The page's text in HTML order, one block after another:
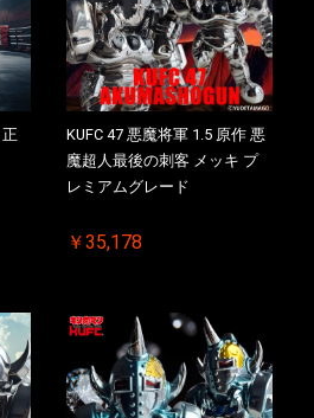
KUFC 47 悪魔将軍 1.5 原作 悪
魔超人最後の刺客 メッキ プ
レミアムグレード
￥35,178